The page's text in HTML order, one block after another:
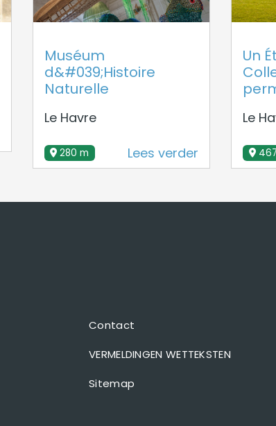
Muséum
d&#039;Histoire
Naturelle
Le Havre
280 m Lees verder
Un
Le
Contact
VERMELDINGEN WETTEKSTEN
Sitemap